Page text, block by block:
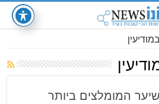
המומלצים ביותר